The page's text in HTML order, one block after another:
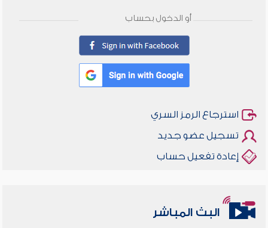
أو الدخول بحساب
استرجاع الرمز السري
تسجيل عضو جديد
إعادة تفعيل حساب
البث المباشر